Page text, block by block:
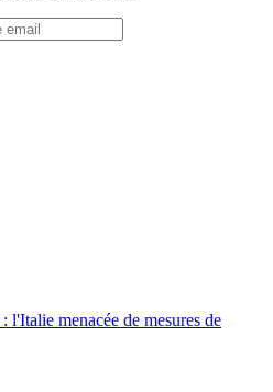
l'Italie menacée de mesures de